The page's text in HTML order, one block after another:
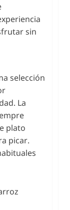
sin
selección
La
plato
picar.